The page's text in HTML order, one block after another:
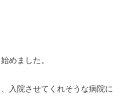
めました。
入院させてくれそうな病院に